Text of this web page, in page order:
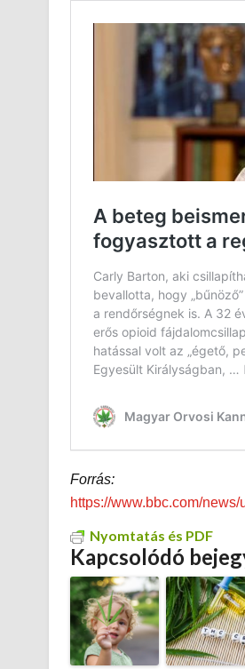
Forrás:
https://www.bbc.com/
Nyomtatás és PDF
Kapcsolódó